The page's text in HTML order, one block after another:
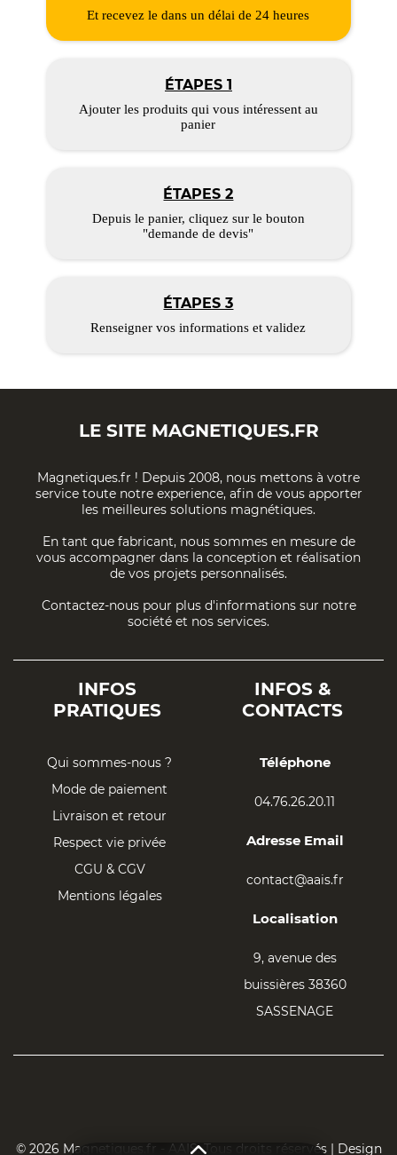
Et recevez le dans un délai de 24 heures
ÉTAPES 1
Ajouter les produits qui vous intéressent au
panier
ÉTAPES 2
Depuis le panier, cliquez sur le bouton
"demande de devis"
ÉTAPES 3
Renseigner vos informations et validez
LE SITE MAGNETIQUES.FR
Magnetiques.fr ! Depuis 2008, nous mettons à votre
service toute notre experience, afin de vous apporter
les meilleures solutions magnétiques.
En tant que fabricant, nous sommes en mesure de
vous accompagner dans la conception et réalisation
de vos projets personnalisés.
Contactez-nous pour plus d'informations sur notre
société et nos services.
INFOS
PRATIQUES
Qui sommes-nous ?
Mode de paiement
Livraison et retour
Respect vie privée
CGU & CGV
Mentions légales
INFOS &
CONTACTS
Téléphone
04.76.26.20.11
Adresse Email
contact@aais.fr
Localisation
9, avenue des
buissières 38360
SASSENAGE
© 2026 Magnetiques.fr - AAIS. Tous droits réservés | Design